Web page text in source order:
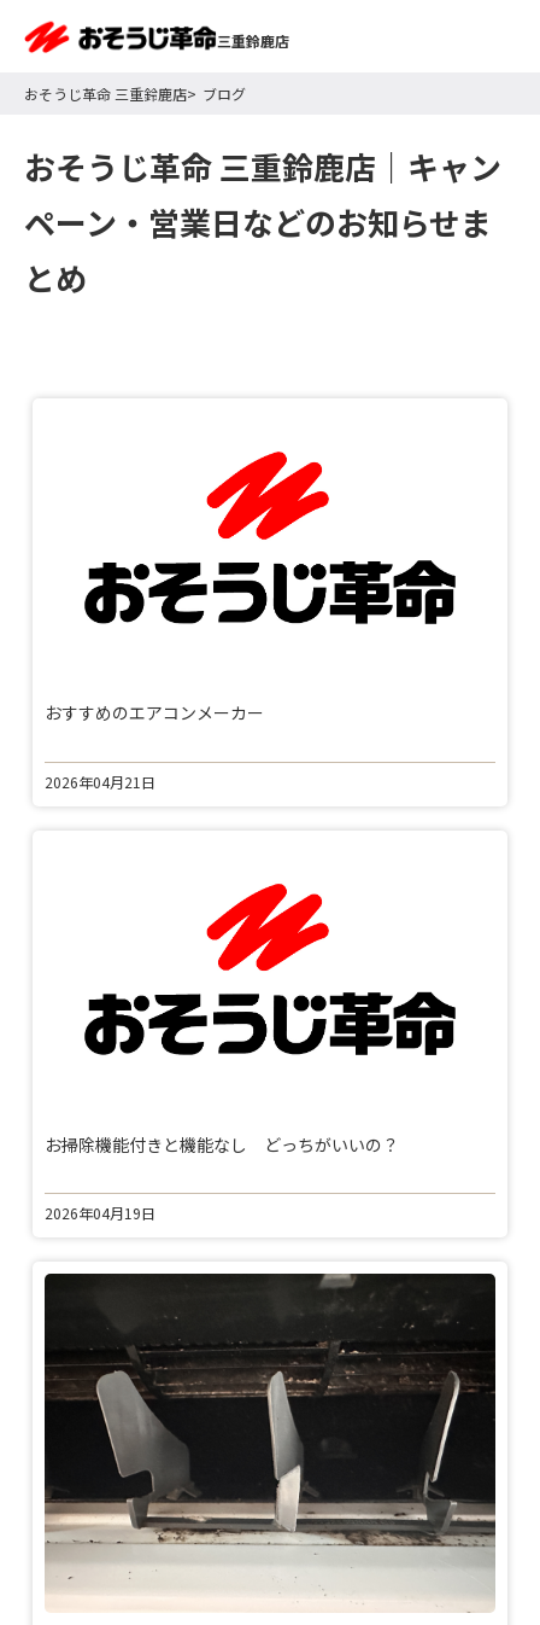
三重鈴鹿店
おそうじ革命 三重鈴鹿店 ブログ
おそうじ革命 三重鈴鹿店｜ キャン
ペーン・営業日などのお知らせま
とめ
おすすめのエアコンメーカー
2026年04月21日
お掃除機能付きと機能なし どっちがいいの？
2026年04月19日